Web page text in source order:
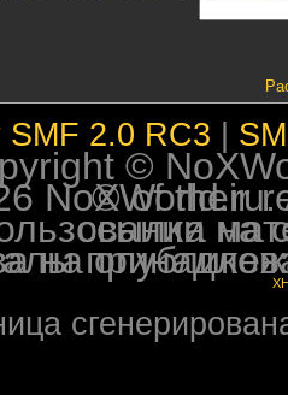
SMF 2.0 RC3
©
© 2009-2026 NoXWorld.ru. All
При использовании
на форуме